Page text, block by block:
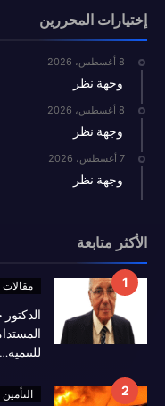
إختيارات المحررين
8 أغسطس، 2026
وجهة نظر
8 أغسطس، 2026
وجهة نظر
7 أغسطس، 2026
وجهة نظر
الأكثر متابعة
مقالات
التأمين